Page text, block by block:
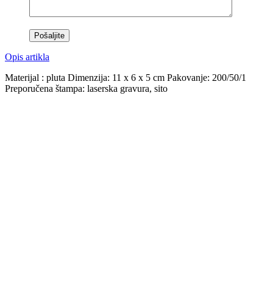
Opis artikla
Materijal : pluta Dimenzija: 11 x 6 x 5 cm Pakovanje: 200/50/1
Preporučena štampa: laserska gravura, sito